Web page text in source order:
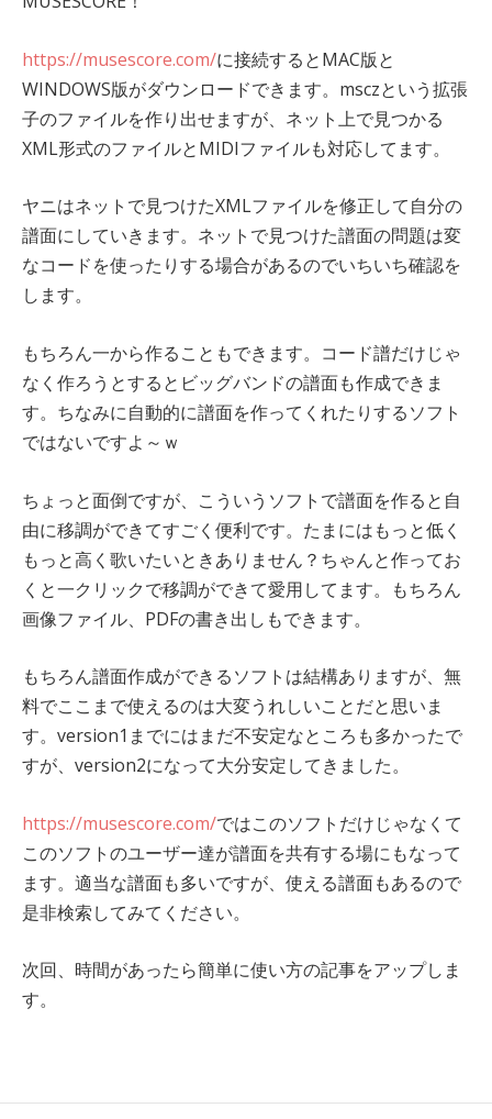
https://musescore.com/に接続するとMAC版と
WINDOWS版がダウンロードできます。msczという拡張
子のファイルを作り出せますが、ネット上で見つかる
XML形式のファイルとMIDIファイルも対応してます。
ヤニはネットで見つけたXMLファイルを修正して自分の
譜面にしていきます。ネットで見つけた譜面の問題は変
なコードを使ったりする場合があるのでいちいち確認を
します。
もちろん一から作ることもできます。コード譜だけじゃ
なく作ろうとするとビッグバンドの譜面も作成できま
す。ちなみに自動的に譜面を作ってくれたりするソフト
ではないですよ～ｗ
ちょっと面倒ですが、こういうソフトで譜面を作ると自
由に移調ができてすごく便利です。たまにはもっと低く
もっと高く歌いたいときありません？ちゃんと作ってお
くと一クリックで移調ができて愛用してます。もちろん
画像ファイル、PDFの書き出しもできます。
もちろん譜面作成ができるソフトは結構ありますが、無
料でここまで使えるのは大変うれしいことだと思いま
す。version1までにはまだ不安定なところも多かったで
すが、version2になって大分安定してきました。
https://musescore.com/ではこのソフトだけじゃなくて
このソフトのユーザー達が譜面を共有する場にもなって
ます。適当な譜面も多いですが、使える譜面もあるので
是非検索してみてください。
次回、時間があったら簡単に使い方の記事をアップしま
す。